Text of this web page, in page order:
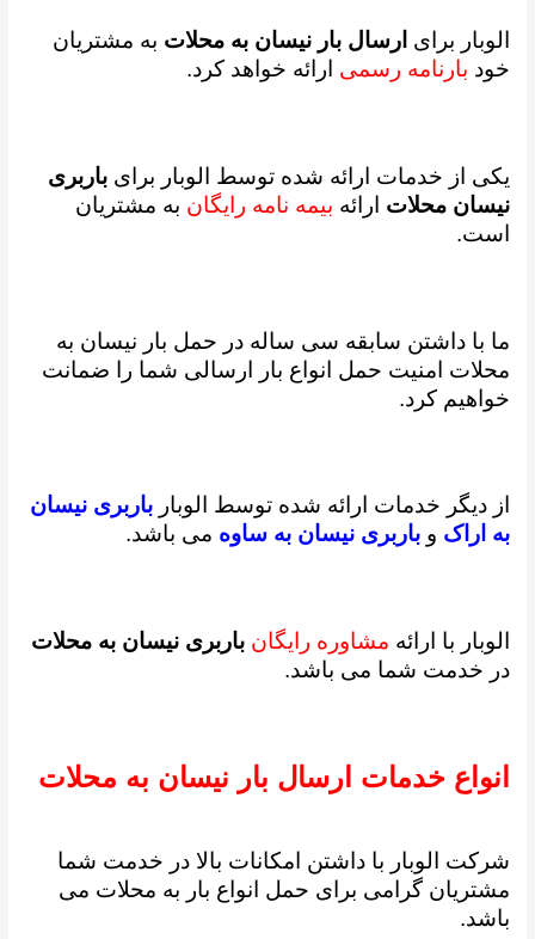
الوبار برای ارسال بار نیسان به محلات به مشتریان
خود بارنامه رسمی ارائه خواهد کرد.
یکی از خدمات ارائه شده توسط الوبار برای باربری
نیسان محلات ارائه بیمه نامه رایگان به مشتریان
است.
ما با داشتن سابقه سی ساله در حمل بار نیسان به
محلات امنیت حمل انواع بار ارسالی شما را ضمانت
خواهیم کرد.
از دیگر خدمات ارائه شده توسط الوبارباربری نیسان
به اراک و باربری نیسان به ساوه می باشد.
الوبار با ارائه مشاوره رایگان باربری نیسان به محلات
در خدمت شما می باشد.
انواع خدمات ارسال بار نیسان به محلات
شرکت الوبار با داشتن امکانات بالا در خدمت شما
مشتریان گرامی برای حمل انواع بار به محلات می
باشد.